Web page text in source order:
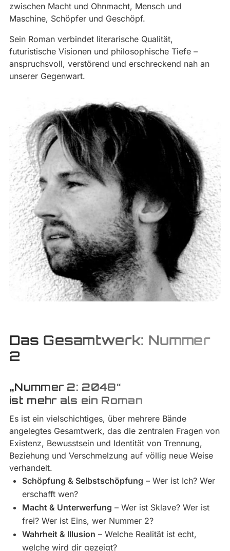
zwischen Macht und Ohnmacht, Mensch und
Maschine, Schöpfer und Geschöpf.
Sein Roman verbindet literarische Qualität,
futuristische Visionen und philosophische Tiefe –
anspruchsvoll, verstörend und erschreckend nah an
unserer Gegenwart.
Das Gesamtwerk: Nummer
2
„Nummer 2: 2048“
ist mehr als ein Roman
Es ist ein vielschichtiges, über mehrere Bände
angelegtes Gesamtwerk, das die zentralen Fragen von
Existenz, Bewusstsein und Identität von Trennung,
Beziehung und Verschmelzung auf völlig neue Weise
verhandelt.
Schöpfung & Selbstschöpfung – Wer ist Ich? Wer
erschafft wen?
Macht & Unterwerfung – Wer ist Sklave? Wer ist
frei? Wer ist Eins, wer Nummer 2?
Wahrheit & Illusion – Welche Realität ist echt,
welche wird dir gezeigt?